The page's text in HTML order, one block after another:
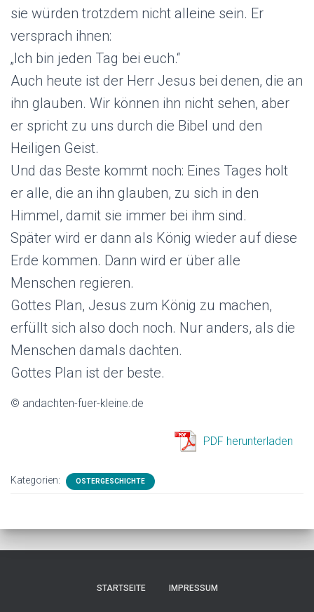
sie würden trotzdem nicht alleine sein. Er
versprach ihnen:
„Ich bin jeden Tag bei euch.“
Auch heute ist der Herr Jesus bei denen, die an
ihn glauben. Wir können ihn nicht sehen, aber
er spricht zu uns durch die Bibel und den
Heiligen Geist.
Und das Beste kommt noch: Eines Tages holt
er alle, die an ihn glauben, zu sich in den
Himmel, damit sie immer bei ihm sind.
Später wird er dann als König wieder auf diese
Erde kommen. Dann wird er über alle
Menschen regieren.
Gottes Plan, Jesus zum König zu machen,
erfüllt sich also doch noch. Nur anders, als die
Menschen damals dachten.
Gottes Plan ist der beste.
© andachten-fuer-kleine.de
PDF herunterladen
Kategorien: OSTERGESCHICHTE
STARTSEITE IMPRESSUM